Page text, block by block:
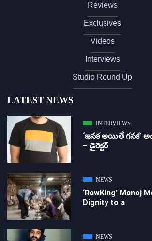
Reviews
Exclusives
Videos
Interviews
Studio Round Up
LATEST NEWS
INTERVIEWS
‘జ‌న‌క అయితే గ‌న‌క‌’
– డైరెక్ట‌ర్
NEWS
‘RawKing’ Manoj
Dignity to a
NEWS